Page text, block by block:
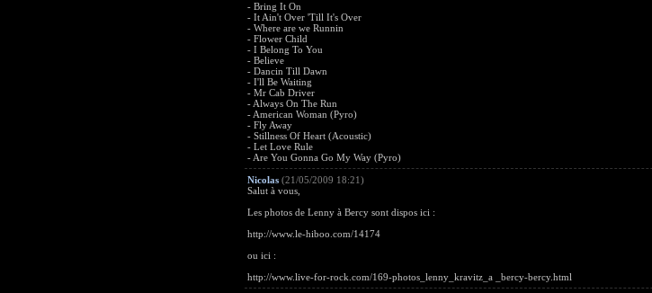
- Bring It On
- It Ain't Over 'Till It's Over
- Where are we Runnin
- Flower Child
- I Belong To You
- Believe
- Dancin Till Dawn
- I'll Be Waiting
- Mr Cab Driver
- Always On The Run
- American Woman (Pyro)
- Fly Away
- Stillness Of Heart (Acoustic)
- Let Love Rule
- Are You Gonna Go My Way (Pyro)
Nicolas (21/05/2009 18:21)
Salut à vous,
Les photos de Lenny à Bercy sont dispos ici :
http://www.le-hiboo.com/14174
ou ici :
http://www.live-for-rock.com/169-photos_lenny_kravitz_a _bercy-bercy.html